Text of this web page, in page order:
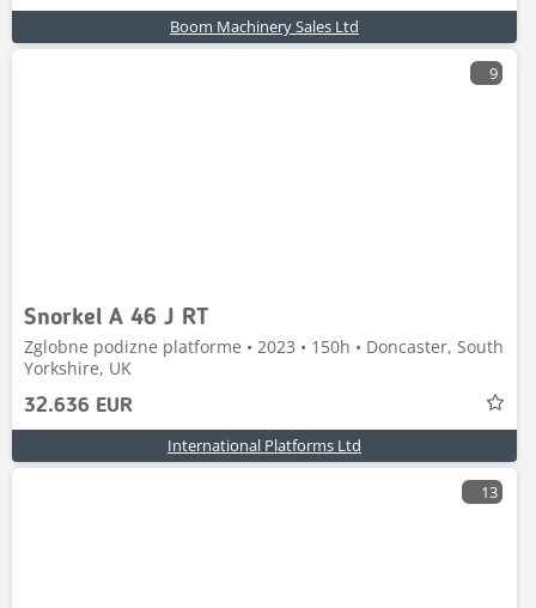
Boom Machinery Sales Ltd
9
Snorkel A 46 J RT
Zglobne podizne platforme • 2023 • 150h • Doncaster, South
Yorkshire, UK
32.636 EUR
International Platforms Ltd
13